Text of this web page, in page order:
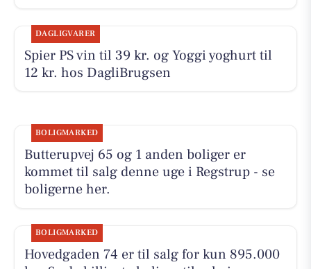
DAGLIGVARER
Spier PS vin til 39 kr. og Yoggi yoghurt til
12 kr. hos DagliBrugsen
BOLIGMARKED
Butterupvej 65 og 1 anden boliger er
kommet til salg denne uge i Regstrup - se
boligerne her.
BOLIGMARKED
Hovedgaden 74 er til salg for kun 895.000